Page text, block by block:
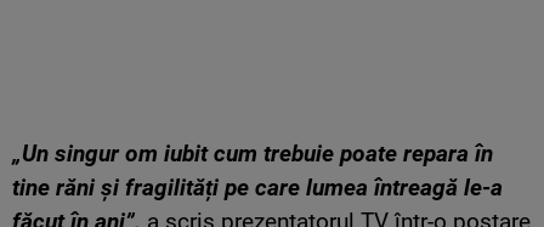
„Un singur om iubit cum trebuie poate repara în
tine răni și fragilități pe care lumea întreagă le-a
făcut în ani”, a scris prezentatorul TV într-o postare